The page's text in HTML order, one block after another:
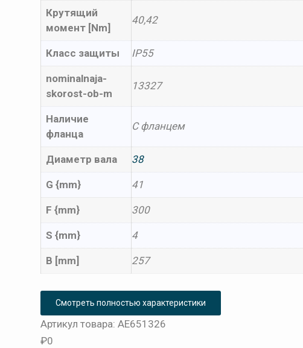
Крутящий
момент [Nm]
40,42
Класс защиты IP55
nominalnaja-
skorost-ob-m
13327
Наличие
фланца
С фланцем
Диаметр вала 38
G {mm} 41
F {mm} 300
S {mm} 4
B [mm] 257
Смотреть полностью характеристики
Артикул товара: AE651326
0
₽